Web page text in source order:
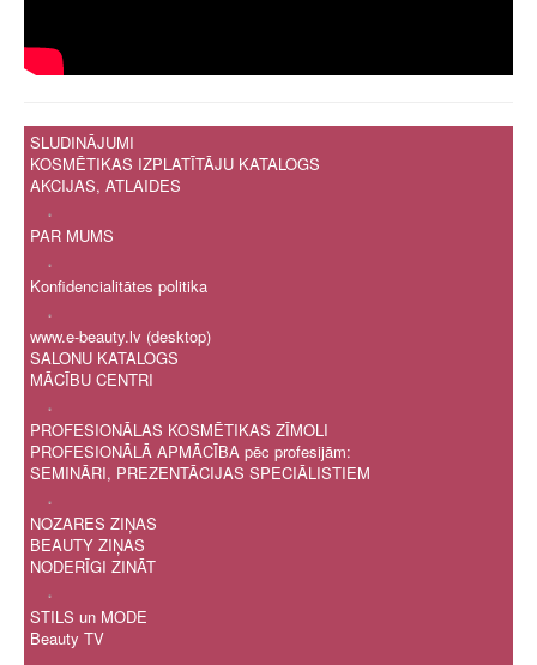
SLUDINĀJUMI
KOSMĒTIKAS IZPLATĪTĀJU KATALOGS
AKCIJAS, ATLAIDES
.
PAR MUMS
.
Konfidencialitātes politika
.
www.e-beauty.lv (desktop)
SALONU KATALOGS
MĀCĪBU CENTRI
.
PROFESIONĀLAS KOSMĒTIKAS ZĪMOLI
PROFESIONĀLĀ APMĀCĪBA pēc profesijām:
SEMINĀRI, PREZENTĀCIJAS SPECIĀLISTIEM
.
NOZARES ZIŅAS
BEAUTY ZIŅAS
NODERĪGI ZINĀT
.
STILS un MODE
Beauty TV